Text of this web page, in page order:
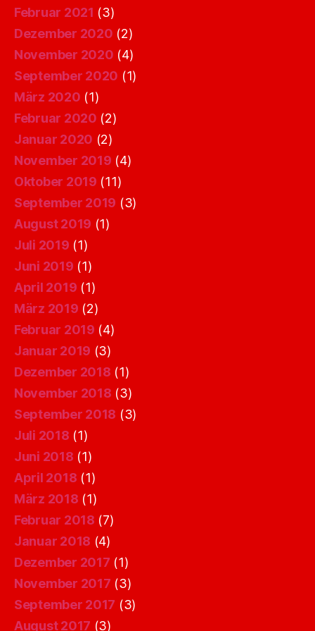
Februar 2021 (3)
Dezember 2020 (2)
November 2020 (4)
September 2020 (1)
März 2020 (1)
Februar 2020 (2)
Januar 2020 (2)
November 2019 (4)
Oktober 2019 (11)
September 2019 (3)
August 2019 (1)
Juli 2019 (1)
Juni 2019 (1)
April 2019 (1)
März 2019 (2)
Februar 2019 (4)
Januar 2019 (3)
Dezember 2018 (1)
November 2018 (3)
September 2018 (3)
Juli 2018 (1)
Juni 2018 (1)
April 2018 (1)
März 2018 (1)
Februar 2018 (7)
Januar 2018 (4)
Dezember 2017 (1)
November 2017 (3)
September 2017 (3)
August 2017 (3)